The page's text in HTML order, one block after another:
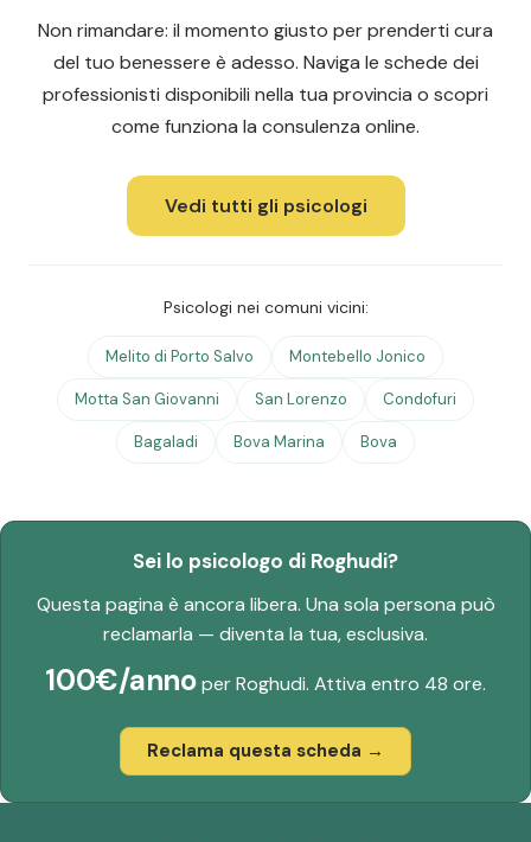
Non rimandare: il momento giusto per prenderti cura
del tuo benessere è adesso. Naviga le schede dei
professionisti disponibili nella tua provincia o scopri
come funziona la consulenza online.
Vedi tutti gli psicologi
Psicologi nei comuni vicini:
Melito di Porto Salvo Montebello Jonico
Motta San Giovanni San Lorenzo Condofuri
Bagaladi Bova Marina Bova
Sei lo psicologo di Roghudi?
Questa pagina è ancora libera. Una sola persona può
reclamarla — diventa la tua, esclusiva.
100€/annoper Roghudi. Attiva entro 48 ore.
Reclama questa scheda →